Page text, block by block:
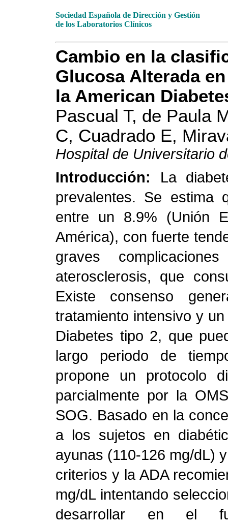
Sociedad Española de Dirección y Gestión
de los Laboratorios Clínicos
Cambio en la
Glucosa Alterada
la American
Pascual T, de Paula
C, Cuadrado E,
Hospital de Universitario
Introducción:
La
prevalentes. Se estima
entre un 8.9% (Unión
América), con fuerte
graves
aterosclerosis, que
Existe consenso
tratamiento intensivo y
Diabetes tipo 2, que
largo periodo de
propone un protocolo
parcialmente por la
SOG. Basado en la
a los sujetos en
ayunas (110-126 mg/dL)
criterios y la ADA
mg/dL intentando
desarrollar en el